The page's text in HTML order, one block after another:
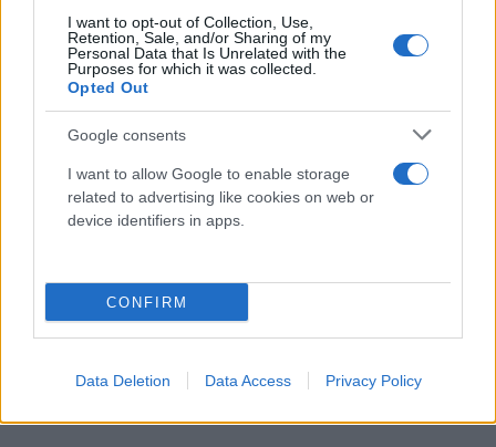
I want to opt-out of Collection, Use,
Retention, Sale, and/or Sharing of my
Personal Data that Is Unrelated with the
Purposes for which it was collected.
Opted Out
Google consents
I want to allow Google to enable storage
related to advertising like cookies on web or
device identifiers in apps.
CONFIRM
Data Deletion Data Access Privacy Policy
2. Μπο Κάντα Λίτα Μπάερε (Γερμανία) 5,85
3. Παλ Χάουγκεν Λιλεφόσε (Νορβηγία) 5,75
4. Ρούρτγκερ Κόπελααρ (Ολλανδία) 5,75
5. Τιμπό Κολέ (Γαλλία) 5,75